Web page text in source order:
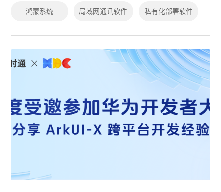
鸿蒙系统 局域网通讯软件 私有化部署软件